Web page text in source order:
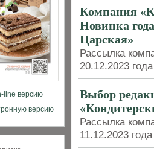
Компания
Новинка
Царская»
Рассылка
20.12.2023 года
Выбор
Рассылка
11.12.2023 года